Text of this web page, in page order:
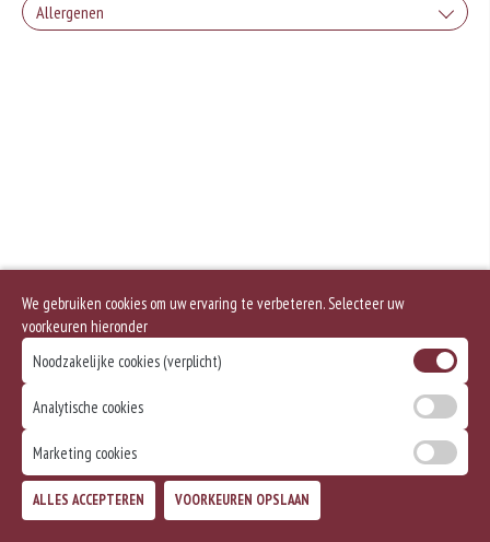
Allergenen
We gebruiken cookies om uw ervaring te verbeteren. Selecteer uw
voorkeuren hieronder
Noodzakelijke cookies (verplicht)
Analytische cookies
Marketing cookies
ALLES ACCEPTEREN VOORKEUREN OPSLAAN